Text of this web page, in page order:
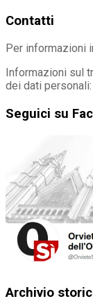
Contatti
Per informazioni
Informazioni sul
dei dati personali:
Seguici su
Archivio